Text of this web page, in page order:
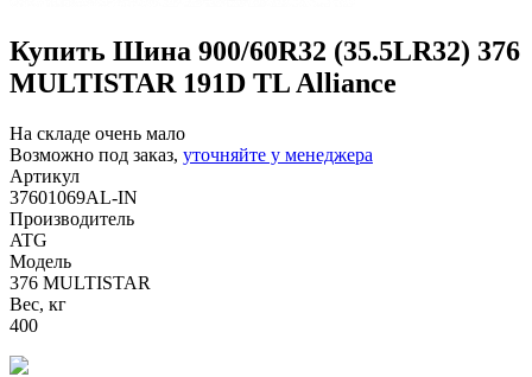
Купить Шина 900/60R32 (35.5LR32) 376
MULTISTAR 191D TL Alliance
На складе очень мало
Возможно под заказ, уточняйте у менеджера
Артикул
37601069AL-IN
Производитель
ATG
Модель
376 MULTISTAR
Вес, кг
400